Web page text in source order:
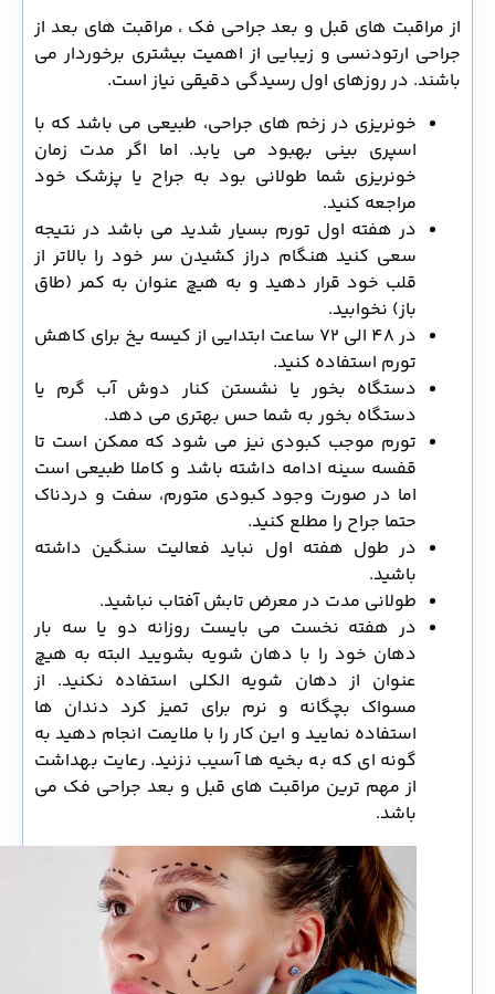
از مراقبت های قبل و بعد جراحی فک ، مراقبت های بعد از
جراحی ارتودنسی و زیبایی از اهمیت بیشتری برخوردار می
باشند. در روزهای اول رسیدگی دقیقی نیاز است.
خونریزی در زخم های جراحی، طبیعی می باشد که با
اسپری بینی بهبود می یابد. اما اگر مدت زمان
خونریزی شما طولانی بود به جراح یا پزشک خود
مراجعه کنید.
در هفته اول تورم بسیار شدید می باشد در نتیجه
سعی کنید هنگام دراز کشیدن سر خود را بالاتر از
قلب خود قرار دهید و به هیچ عنوان به کمر (طاق
باز) نخوابید.
در 48 الی 72 ساعت ابتدایی از کیسه یخ برای کاهش
تورم استفاده کنید.
دستگاه بخور یا نشستن کنار دوش آب گرم یا
دستگاه بخور به شما حس بهتری می دهد.
تورم موجب کبودی نیز می شود که ممکن است تا
قفسه سینه ادامه داشته باشد و کاملا طبیعی است
اما در صورت وجود کبودی متورم، سفت و دردناک
حتما جراح را مطلع کنید.
در طول هفته اول نباید فعالیت سنگین داشته
باشید.
طولانی مدت در معرض تابش آفتاب نباشید.
در هفته نخست می بایست روزانه دو یا سه بار
دهان خود را با دهان شویه بشویید البته به هیچ
عنوان از دهان شویه الکلی استفاده نکنید. از
مسواک بچگانه و نرم برای تمیز کرد دندان ها
استفاده نمایید و این کار را با ملایمت انجام دهید به
گونه ای که به بخیه ها آسیب نزنید. رعایت بهداشت
از مهم ترین مراقبت های قبل و بعد جراحی فک می
باشد.